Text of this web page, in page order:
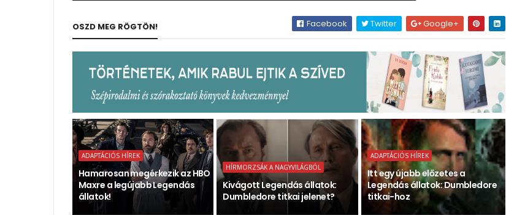
OSZD MEG RÖGTÖN! Facebook Twitter Google+
ADAPTÁCIÓS HÍREK
Hamarosan megérkezik az HBO
Maxre a legújabb Legendás
állatok!
HÍRMORZSÁK A NAGYVILÁGBÓL
Kivágott Legendás állatok:
Dumbledore titkai jelenet?
ADAPTÁCIÓS HÍREK
Itt egy újabb előzetes a
Legendás állatok: Dumbledore
titkai-hoz